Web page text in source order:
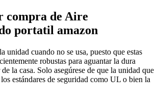
compra de Aire
portatil amazon
unidad cuando no se usa, puesto que estas
robustas para aguantar la dura
la casa. Solo asegúrese de que la unidad que
estándares de seguridad como UL o bien la